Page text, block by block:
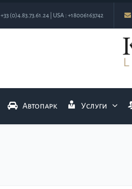
+33 (0)4.83.73.61.24 | USA : +18006163742
Автопарк Услуги